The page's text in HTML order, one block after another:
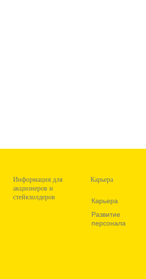
Информация для
акционеров и
стейкхолдеров
Карьера
Карьера
Развитие
персонала